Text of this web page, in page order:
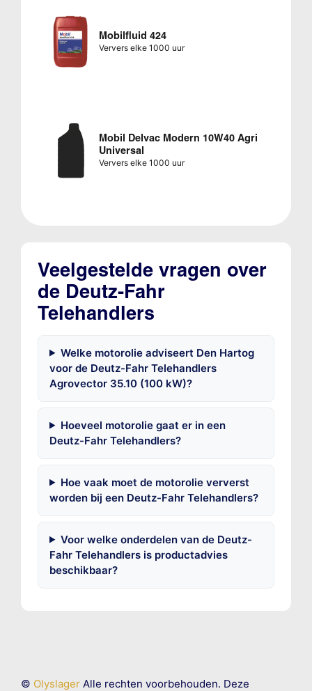
Mobilfluid 424
Ververs elke 1000 uur
Mobil Delvac Modern 10W40 Agri
Universal
Ververs elke 1000 uur
Veelgestelde vragen over
de Deutz-Fahr
Telehandlers
Welke motorolie adviseert Den Hartog
voor de Deutz-Fahr Telehandlers
Agrovector 35.10 (100 kW)?
Hoeveel motorolie gaat er in een
Deutz-Fahr Telehandlers?
Hoe vaak moet de motorolie ververst
worden bij een Deutz-Fahr Telehandlers?
Voor welke onderdelen van de Deutz-
Fahr Telehandlers is productadvies
beschikbaar?
© OlyslagerAlle rechten voorbehouden. Deze